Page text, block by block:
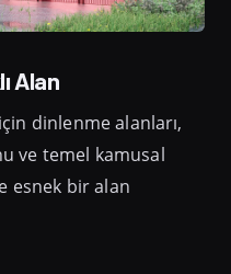
Alan
dinlenme alanları,
ve temel kamusal
esnek bir alan